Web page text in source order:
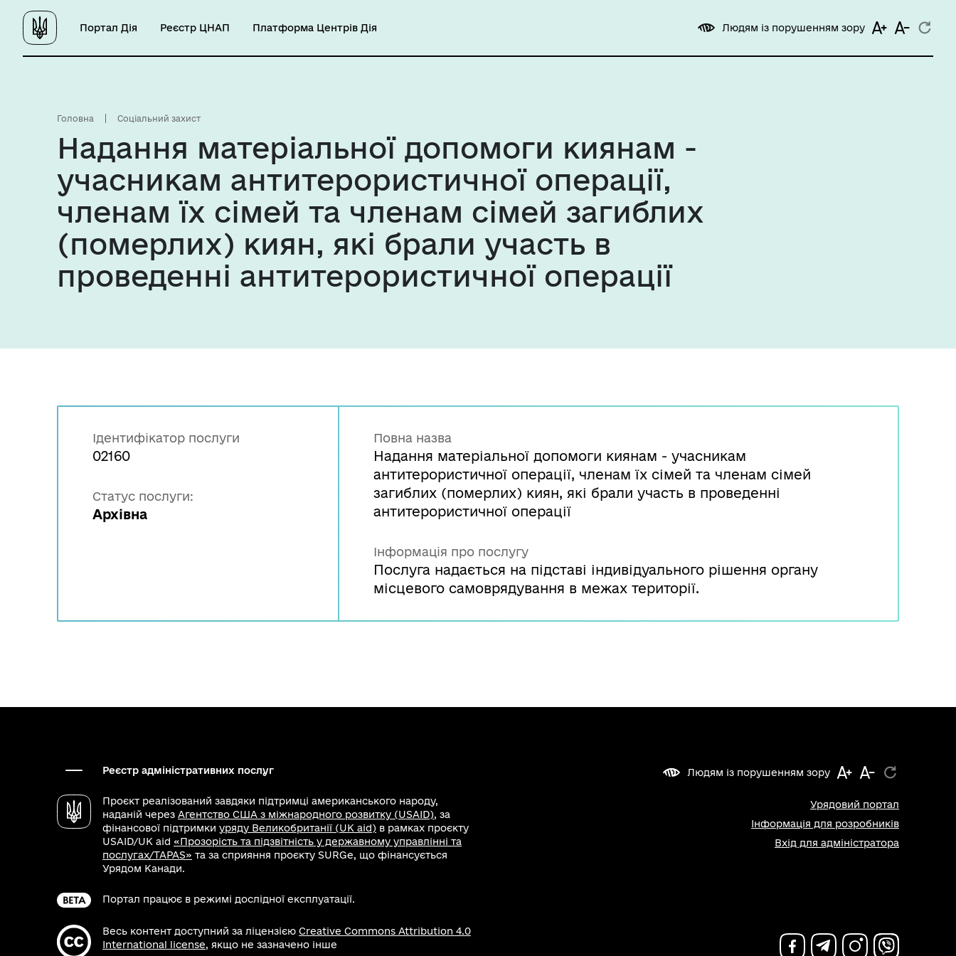
Портал Дія Реєстр ЦНАП Платформа Центрів Дія Людям із порушенням зору
Головна Соціальний захист
Надання матеріальної допомоги киянам -
учасникам антитерористичної операції,
членам їх сімей та членам сімей загиблих
(померлих) киян, які брали участь в
проведенні антитерористичної операції
Ідентифікатор послуги
02160
Статус послуги:
Архівна
Повна назва
Надання матеріальної допомоги киянам - учасникам
антитерористичної операції, членам їх сімей та членам сімей
загиблих (померлих) киян, які брали участь в проведенні
антитерористичної операції
Інформація про послугу
Послуга надається на підставі індивідуального рішення органу
місцевого самоврядування в межах території.
Реєстр адміністративних послуг
Проєкт реалізований завдяки підтримці американського народу,
наданій через Агентство США з міжнародного розвитку (USAID), за
фінансової підтримки уряду Великобританії (UK aid) в рамках проєкту
USAID/UK aid «Прозорість та підзвітність у державному управлінні та
послугах/TAPAS» та за сприяння проєкту SURGe, що фінансується
Урядом Канади.
Портал працює в режимі дослідної експлуатації.
Весь контент доступний за ліцензією Creative Commons Attribution 4.0
International license, якщо не зазначено інше
Людям із порушенням зору
Урядовий портал
Інформація для розробників
Вхід для адміністратора